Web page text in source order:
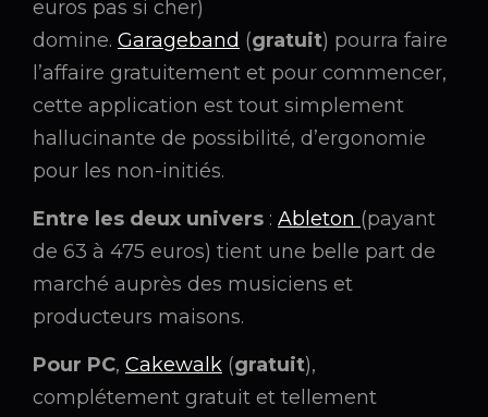
euros pas si cher)
domine. Garageband (gratuit) pourra faire
l’affaire gratuitement et pour commencer,
cette application est tout simplement
hallucinante de possibilité, d’ergonomie
pour les non-initiés.
Entre les deux univers : Ableton (payant
de 63 à 475 euros) tient une belle part de
marché auprès des musiciens et
producteurs maisons.
Pour PC, Cakewalk (gratuit),
complétement gratuit et tellement